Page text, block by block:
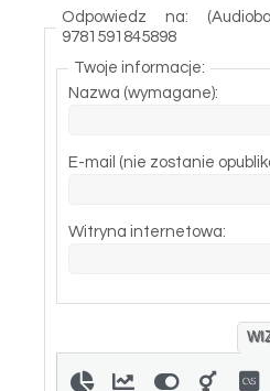
Odpowiedz na:
9781591845898
Twoje informacje:
Nazwa (wymagane):
E-mail (nie zostanie
Witryna internetowa: